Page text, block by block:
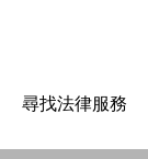
尋找法律服務